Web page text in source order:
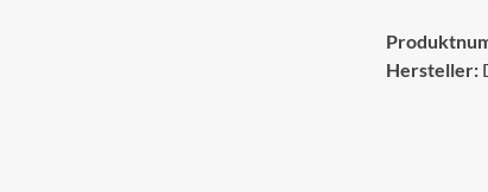
Hersteller: